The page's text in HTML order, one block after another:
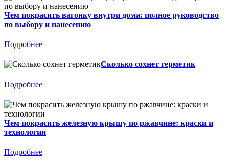
Чем покрасить вагонку внутри дома: полное руководство
по выбору и нанесению
Подробнее
Сколько сохнет герметик
Подробнее
Чем покрасить железную крышу по ржавчине: краски и
технологии
Подробнее